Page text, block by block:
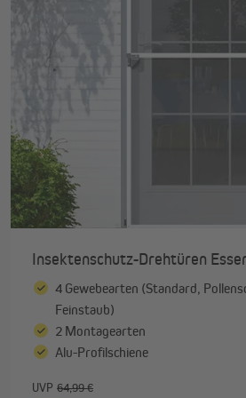
Insektenschutz-Drehtüren
4 Gewebearten (Standard,
Feinstaub)
2 Montagearten
Alu-Profilschiene
UVP 64,99 €